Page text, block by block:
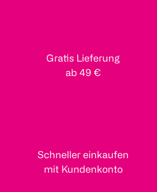
Gratis Lieferung
ab 49 €
Schneller einkaufen
mit Kundenkonto